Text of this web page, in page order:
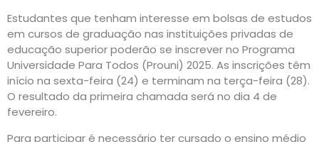
Estudantes que tenham interesse em bolsas de estudos
em cursos de graduação nas instituições privadas de
educação superior poderão se inscrever no Programa
Universidade Para Todos (Prouni) 2025. As inscrições têm
início na sexta-feira (24) e terminam na terça-feira (28).
O resultado da primeira chamada será no dia 4 de
fevereiro.
Para participar é necessário ter cursado o ensino médio